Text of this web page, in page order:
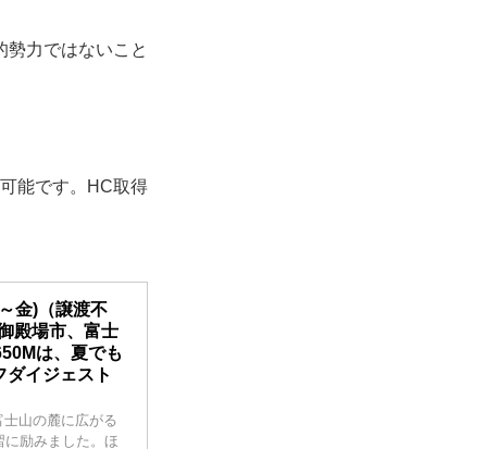
力ではないこと
能です。HC取得
金)（譲渡不
殿場市、富士
は、夏でも
イジェスト
山の麓に広がる
励みました。ほ